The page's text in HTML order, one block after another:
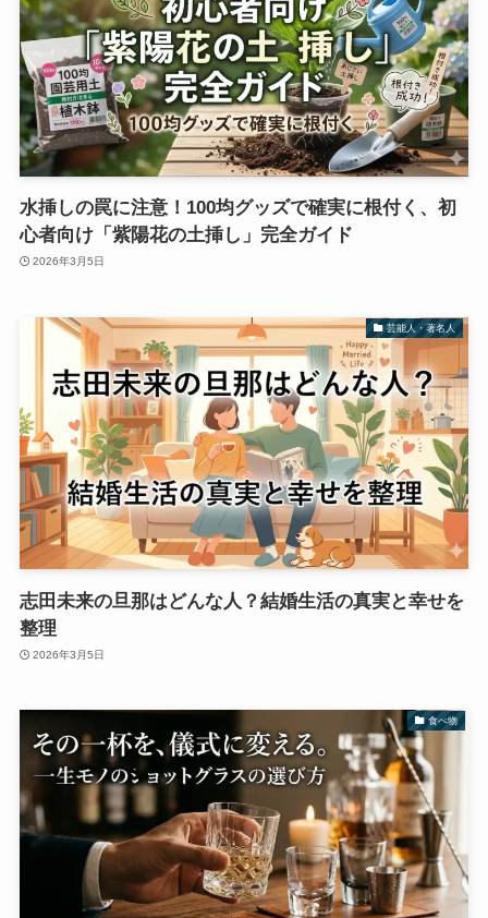
水挿しの罠に注意！100均グッズで確実に根付く、初
心者向け「紫陽花の土挿し」完全ガイド
2026年3月5日
芸能人・著名人
志田未来の旦那はどんな人？結婚生活の真実と幸せを
整理
2026年3月5日
食べ物